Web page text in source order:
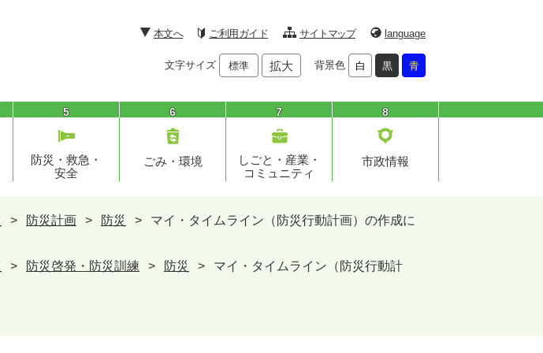
本文へ ご利用ガイド サイトマップ language
文字サイズ 標準 拡大 背景色 白 黒 青
5
防災・救急・
安全
6
ごみ・環境
7
しごと・産業・
コミュニティ
8
市政情報
> 防災計画 > 防災 >
マイ・タイムライン（防災行動計画）の作成に
> 防災啓発・防災訓練 > 防災 >
マイ・タイムライン（防災行動計